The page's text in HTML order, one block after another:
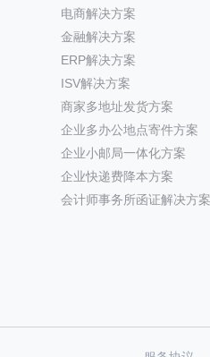
电商解决方案
金融解决方案
ERP解决方案
ISV解决方案
商家多地址发货方案
企业多办公地点寄件方案
企业小邮局一体化方案
企业快递费降本方案
会计师事务所函证解决方案